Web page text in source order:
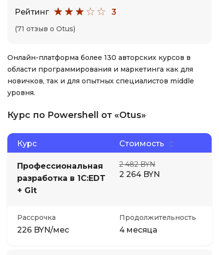
Рейтинг 3
(71 отзыв о Otus)
Онлайн-платформа более 130 авторских курсов в
области программирования и маркетинга как для
новичков, так и для опытных специалистов middle
уровня.
Курс по Powershell от «Otus»
Курс Стоимость
Профессиональная
разработка в 1С:EDT
+ Git
2 482 BYN
2 264 BYN
Рассрочка
226 BYN/мес
Продолжительность
4 месяца